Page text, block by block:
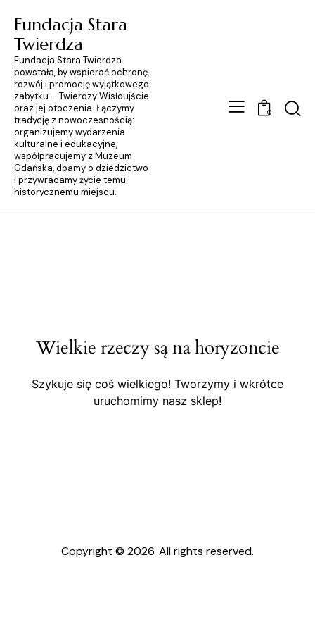
Fundacja Stara
Twierdza
Fundacja Stara Twierdza
powstała, by wspierać ochronę,
rozwój i promocję wyjątkowego
zabytku – Twierdzy Wisłoujście
oraz jej otoczenia. Łączymy
tradycję z nowoczesnością:
organizujemy wydarzenia
kulturalne i edukacyjne,
współpracujemy z Muzeum
Gdańska, dbamy o dziedzictwo
i przywracamy życie temu
historycznemu miejscu.
0
Wielkie rzeczy są na horyzoncie
Szykuje się coś wielkiego! Tworzymy i wkrótce
uruchomimy nasz sklep!
Copyright © 2026. All rights reserved.